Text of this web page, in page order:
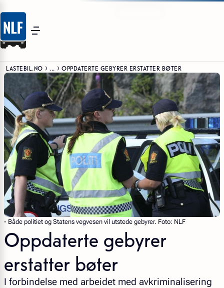
LASTEBIL.NO ... OPPDATERTE GEBYRER ERSTATTER BØTER
- Både politiet og Statens vegvesen vil utstede gebyrer. Foto: NLF
Oppdaterte gebyrer
erstatter bøter
I forbindelse med arbeidet med avkriminalisering